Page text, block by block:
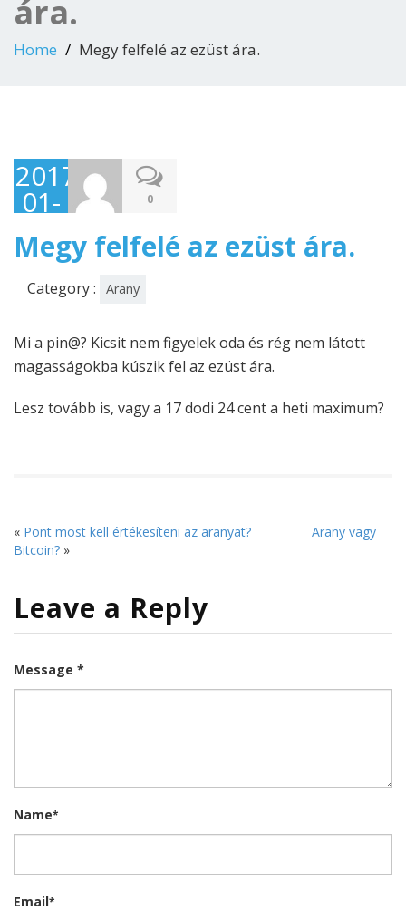
ára.
Home Megy felfelé az ezüst ára.
2017-
01-
18
0
Megy felfelé az ezüst ára.
Category : Arany
Mi a pin@? Kicsit nem figyelek oda és rég nem látott
magasságokba kúszik fel az ezüst ára.
Lesz tovább is, vagy a 17 dodi 24 cent a heti maximum?
« Pont most kell értékesíteni az aranyat?
Arany vagy
Bitcoin? »
Leave a Reply
Message *
Name*
Email*